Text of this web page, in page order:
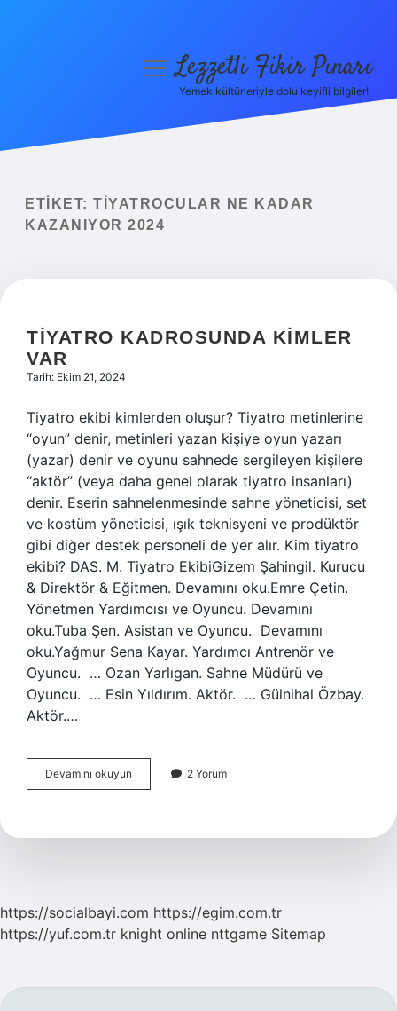
Yasal Uyarı
menüyüLezzetli Fikir Pınarı
Yemek kültürleriyle dolu keyifli bilgiler!
ETIKET: TIYATROCULAR NE KADAR
KAZANIYOR 2024
TIYATRO KADROSUNDA KIMLER
VAR
Tarih: Ekim 21, 2024
Tiyatro ekibi kimlerden oluşur? Tiyatro metinlerine
“oyun” denir, metinleri yazan kişiye oyun yazarı
(yazar) denir ve oyunu sahnede sergileyen kişilere
“aktör” (veya daha genel olarak tiyatro insanları)
denir. Eserin sahnelenmesinde sahne yöneticisi, set
ve kostüm yöneticisi, ışık teknisyeni ve prodüktör
gibi diğer destek personeli de yer alır. Kim tiyatro
ekibi? DAS. M. Tiyatro EkibiGizem Şahingil. Kurucu
& Direktör & Eğitmen. Devamını oku.Emre Çetin.
Yönetmen Yardımcısı ve Oyuncu. Devamını
oku.Tuba Şen. Asistan ve Oyuncu. ​ Devamını
oku.Yağmur Sena Kayar. Yardımcı Antrenör ve
Oyuncu. ​ … Ozan Yarlıgan. Sahne Müdürü ve
Oyuncu. ​ … Esin Yıldırım. Aktör. ​ … Gülnihal Özbay.
Aktör.…
Devamını okuyun
Kadrosunda
2 Yorum
https://socialbayi.com https://egim.com.tr
https://yuf.com.tr knight online nttgame Sitemap